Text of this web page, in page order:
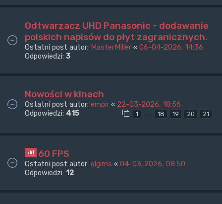
Odtwarzacz UHD Panasonic - dodawanie
polskich napisów do płyt zagranicznych.
Ostatni post autor: MasterMiller « 06-04-2026, 14:36
Odpowiedzi: 3
Nowości w kinach
Ostatni post autor: empir « 22-03-2026, 18:56
Odpowiedzi: 415 1 … 18 19 20 21
60 FPS
Ostatni post autor: olgims « 04-03-2026, 08:50
Odpowiedzi: 12